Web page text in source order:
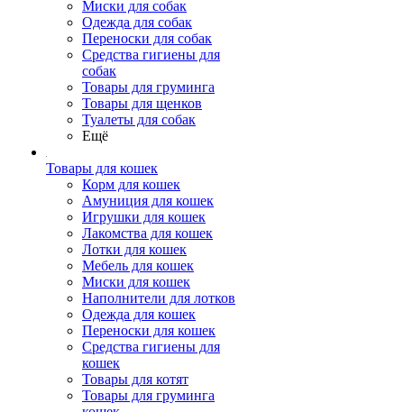
Миски для собак
Одежда для собак
Переноски для собак
Средства гигиены для
собак
Товары для груминга
Товары для щенков
Туалеты для собак
Ещё
Товары для кошек
Корм для кошек
Амуниция для кошек
Игрушки для кошек
Лакомства для кошек
Лотки для кошек
Мебель для кошек
Миски для кошек
Наполнители для лотков
Одежда для кошек
Переноски для кошек
Средства гигиены для
кошек
Товары для котят
Товары для груминга